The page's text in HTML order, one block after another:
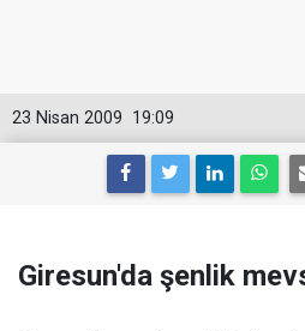
19:09
23 Nisan 2009
Giresun'da şenlik